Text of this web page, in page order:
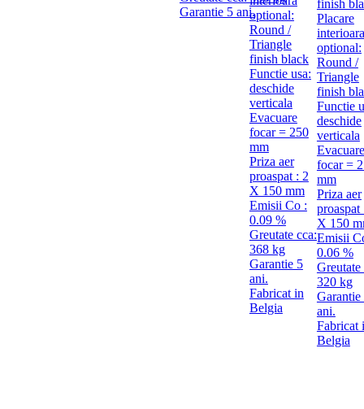
Garantie 5 ani.optional:
Round /
Triangle
finish black
Functie usa:
deschide
verticala
Evacuare
focar = 250
mm
Priza aer
proaspat : 2
X 150 mm
Emisii Co :
0.09 %
Greutate cca:
368 kg
Garantie 5
ani.
Fabricat in
Belgia
finish
Placare
interioara
optional:
Round /
Triangle
finish
Functie
deschide
verticala
Evacuare
focar =
mm
Priza aer
proaspat
X 150
Emisii
0.06 %
Greutate
320 kg
Garantie
ani.
Fabricat
Belgia